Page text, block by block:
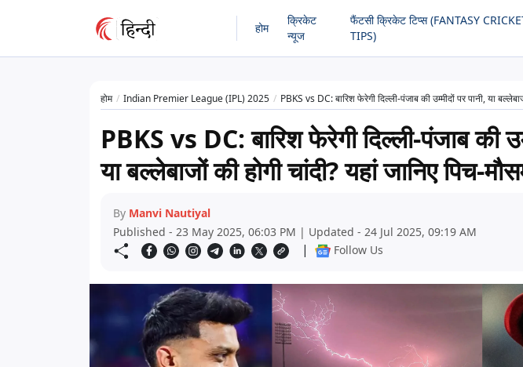
होम
क्रिकेट
न्यूज
फैंटसी क्रिकेट टिप्स (FANTASY
TIPS)
होम Indian Premier League (IPL) 2025 PBKS vs DC: बारिश फेरेगी दिल्ली-पंजाब की उम्मीदों पर पानी, या बल्लेबाजों की
PBKS vs DC: बारिश फेरेगी दिल्ली-पंजाब की
या बल्लेबाजों की होगी चांदी? यहां जानिए पिच-
By Manvi Nautiyal
Published - 23 May 2025, 06:03 PM | Updated - 24 Jul 2025, 09:19 AM
| Follow Us